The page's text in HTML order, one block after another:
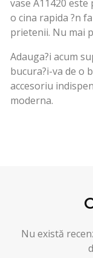
vase A11420
o cina rapida ?n
prietenii. Nu mai
Adauga?i acum
bucura?i-va de o
accesoriu
moderna.
Nu există